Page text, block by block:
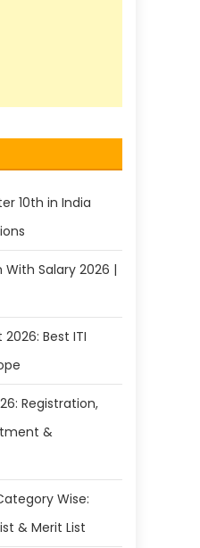
10th in India
With Salary 2026 |
2026: Best ITI
Registration,
&
Wise:
& Merit List